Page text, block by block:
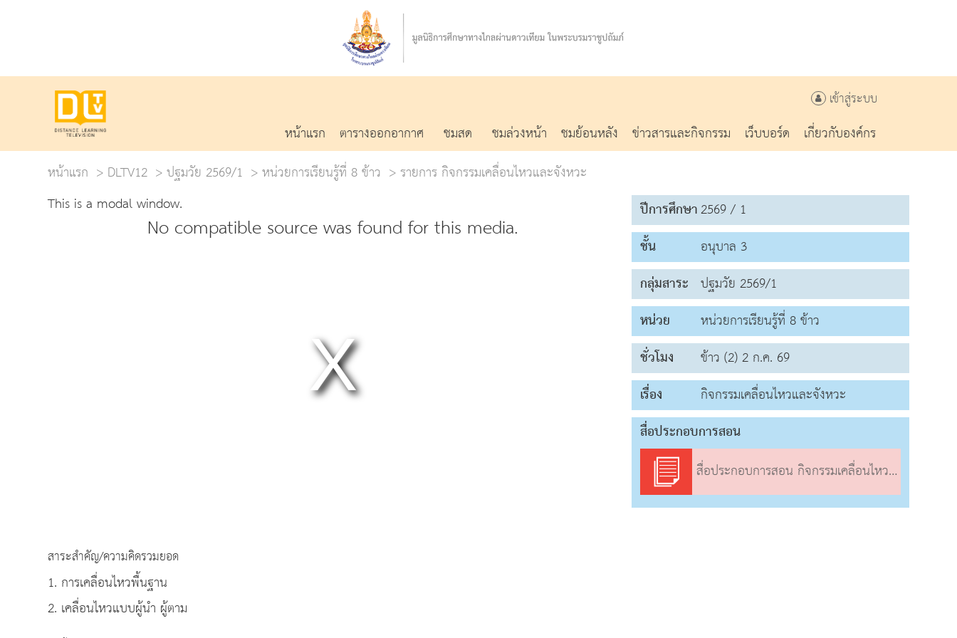
เข้าสู่ระบบ
หน้าแรก ตารางออกอากาศ ชมสด ชมล่วงหน้า ชมย้อนหลัง ข่าวสารและกิจกรรม เว็บบอร์ด
เกี่ยวกับองค์กร
หน้าแรก
DLTV12 ปฐมวัย 2569/1 หน่วยการเรียนรู้ที่ 8 ข้าว
รายการ กิจกรรมเคลื่อนไหวและจังหวะ
This is a modal window.
No compatible source was found for this media.
สาระสำคัญ/ความคิดรวมยอด
1. การเคลื่อนไหวพื้นฐาน
2. เคลื่อนไหวแบบผู้นำ ผู้ตาม
ปีการศึกษา2569 / 1
ชั้น
อนุบาล 3
กลุ่มสาระ ปฐมวัย 2569/1
หน่วย
หน่วยการเรียนรู้ที่ 8 ข้าว
ชั่วโมง
ข้าว (2) 2 ก.ค. 69
เรื่อง
กิจกรรมเคลื่อนไหวและจังหวะ
สื่อประกอบการสอน
สื่อประกอบการสอน กิจกรรมเคลื่อนไหวและจังหวะ